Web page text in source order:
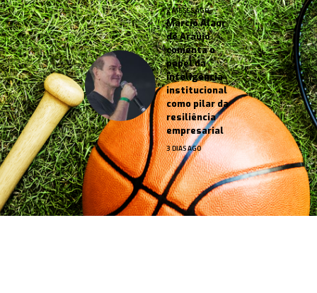
2 MESES AGO
Márcio Alaor
de Araújo
comenta o
papel da
inteligência
institucional
como pilar da
resiliência
empresarial
3 DIAS AGO